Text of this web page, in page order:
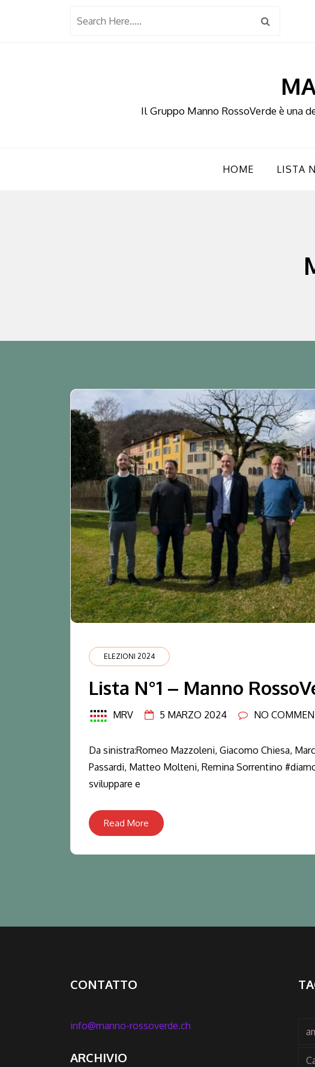
Il Gruppo Manno RossoVerde è una
HOME LISTA
ELEZIONI 2024
Lista N°1 – Manno
MRV 5 MARZO 2024 NO
Da sinistra:Romeo Mazzoleni, Giacomo Chiesa,
Passardi, Matteo Molteni, Remina Sorrentino
sviluppare e
Read More
CONTATTO
info@manno-rossoverde.ch
ARCHIVIO